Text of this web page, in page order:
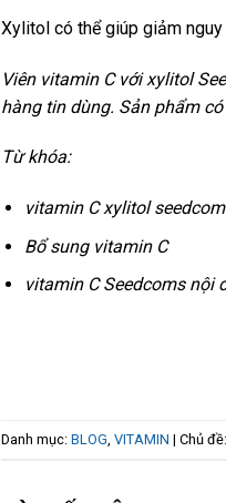
Xylitol có thể giúp giảm nguy
Viên vitamin C với xylitol
hàng tin dùng. Sản phẩm
Từ khóa:
vitamin C xylitol
Bổ sung vitamin C
vitamin C Seedcoms nội
Danh mục: BLOG VITAMIN | Chủ đề: